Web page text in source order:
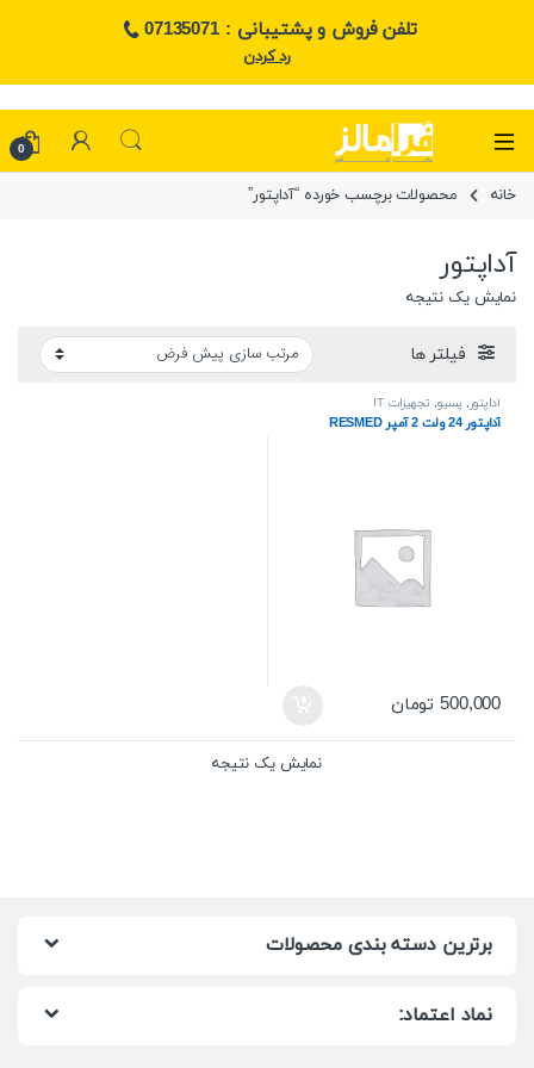
تلفن فروش و پشتیبانی : 07135071
رد کردن
0
خانه محصولات برچسب خورده “آداپتور”
آداپتور
نمایش یک نتیجه
فیلتر ها
آداپتور, پسیو, تجهیزات IT
آداپتور 24 ولت 2 آمپر RESMED
500,000 تومان
نمایش یک نتیجه
برترین دسته بندی محصولات
نماد اعتماد: